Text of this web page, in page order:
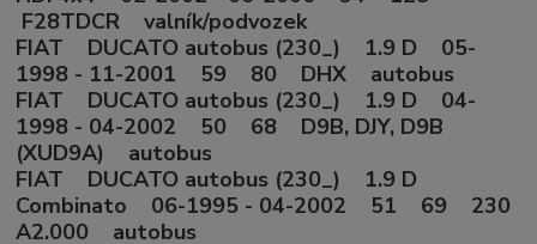
F28TDCR valník/podvozek
FIAT DUCATO autobus (230_) 1.9 D 05-
1998 - 11-2001 59 80 DHX autobus
FIAT DUCATO autobus (230_) 1.9 D 04-
1998 - 04-2002 50 68 D9B, DJY, D9B
(XUD9A) autobus
FIAT DUCATO autobus (230_) 1.9 D
Combinato 06-1995 - 04-2002 51 69 230
A2.000 autobus